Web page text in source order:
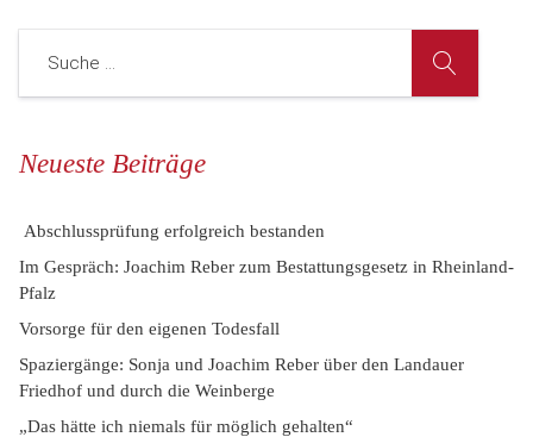
Neueste Beiträge
Abschlussprüfung erfolgreich bestanden
Im Gespräch: Joachim Reber zum Bestattungsgesetz in Rheinland-
Pfalz
Vorsorge für den eigenen Todesfall
Spaziergänge: Sonja und Joachim Reber über den Landauer
Friedhof und durch die Weinberge
„Das hätte ich niemals für möglich gehalten“